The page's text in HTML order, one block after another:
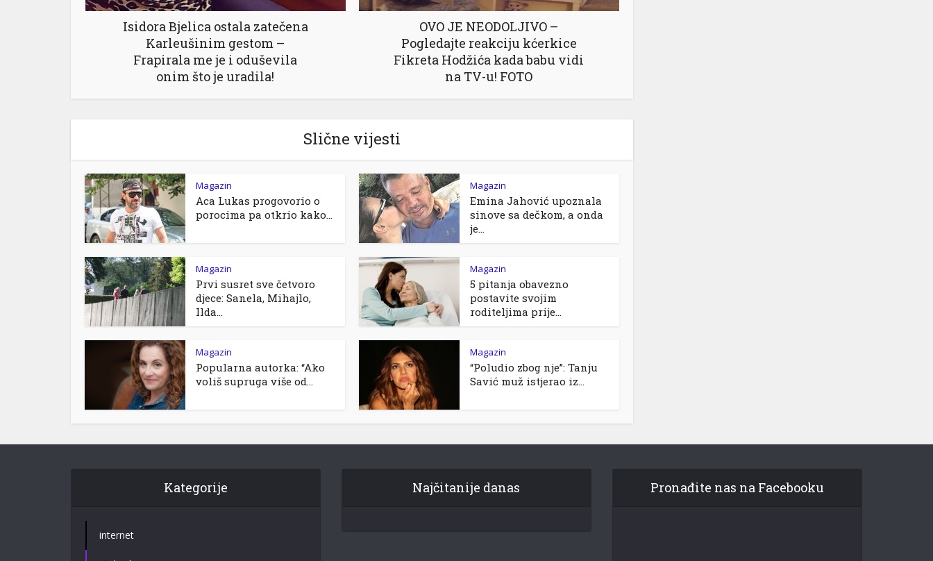
Isidora Bjelica ostala zatečena
Karleušinim gestom –
Frapirala me je i oduševila
onim što je uradila!
OVO JE NEODOLJIVO –
Pogledajte reakciju kćerkice
Fikreta Hodžića kada babu vidi
na TV-u! FOTO
Slične vijesti
Magazin
Aca Lukas progovorio o
porocima pa otkrio kako...
Magazin
Emina Jahović upoznala
sinove sa dečkom, a onda
je...
Magazin
Prvi susret sve četvoro
djece: Sanela, Mihajlo,
Ilda...
Magazin
5 pitanja obavezno
postavite svojim
roditeljima prije...
Magazin
Popularna autorka: “Ako
voliš supruga više od...
Magazin
“Poludio zbog nje”: Tanju
Savić muž istjerao iz...
Kategorije
internet
Najčitanije danas Pronađite nas na Facebooku